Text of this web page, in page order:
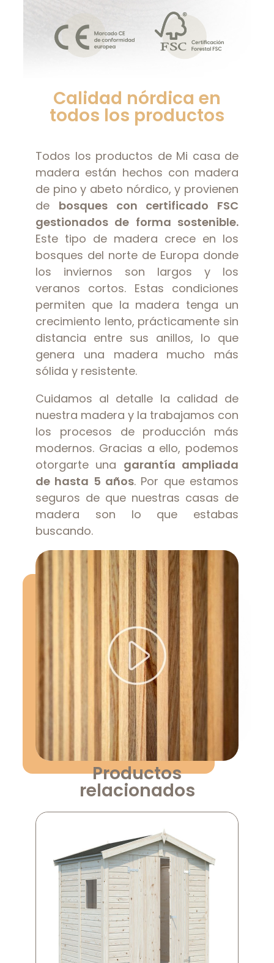
Calidad nórdica en
todos los productos
Todos los productos de Mi casa de
madera están hechos con madera
de pino y abeto nórdico, y provienen
de bosques con certificado FSC
gestionados de forma sostenible.
Este tipo de madera crece en los
bosques del norte de Europa donde
los inviernos son largos y los
veranos cortos. Estas condiciones
permiten que la madera tenga un
crecimiento lento, prácticamente sin
distancia entre sus anillos, lo que
genera una madera mucho más
sólida y resistente.
Cuidamos al detalle la calidad de
nuestra madera y la trabajamos con
los procesos de producción más
modernos. Gracias a ello, podemos
otorgarte una garantía ampliada
de hasta 5 años. Por que estamos
seguros de que nuestras casas de
madera son lo que estabas
buscando.
Productos
relacionados